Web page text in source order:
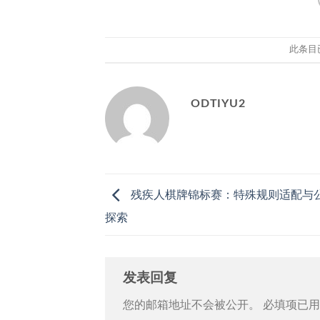
此条
ODTIYU2
残疾人棋牌锦标赛：特殊规则适配与
探索
发表回复
您的邮箱地址不会被公开。 必填项已